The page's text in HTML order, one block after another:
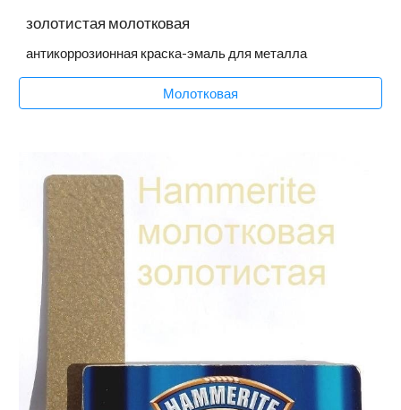
золотистая молотковая
антикоррозионная краска-эмаль для металла
Молотковая